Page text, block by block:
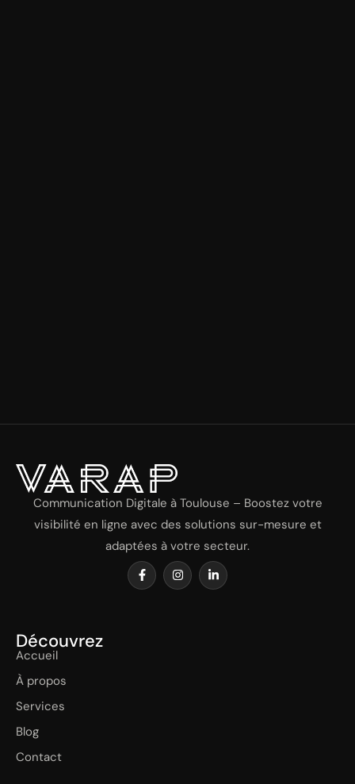
Communication Digitale à Toulouse – Boostez votre
visibilité en ligne avec des solutions sur-mesure et
adaptées à votre secteur.
Découvrez
Accueil
À propos
Services
Blog
Contact